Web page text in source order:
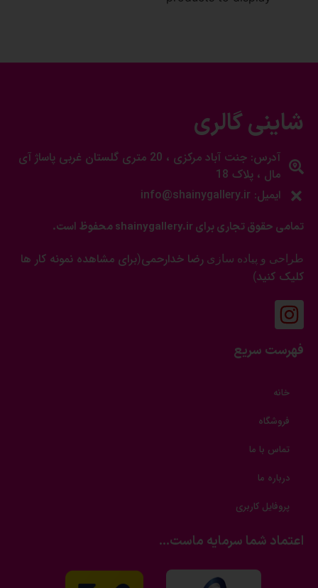
شاینی گالری
آدرس: جنت آباد مرکزی ، 20 متری گلستان غربی پاساژ آی
مال ، پلاک 18
ایمیل: info@shainygallery.ir
تمامی حقوق تجاری برای shainygallery.ir محفوظ است.
طراحی و پیاده سازی رضا خدارحمی(برای مشاهده نمونه کار ها
کلیک کنید)
فهرست سریع
خانه
فروشگاه
تماس با ما
درباره ما
پروفایل کاربری
اعتماد شما سرمایه ماست...